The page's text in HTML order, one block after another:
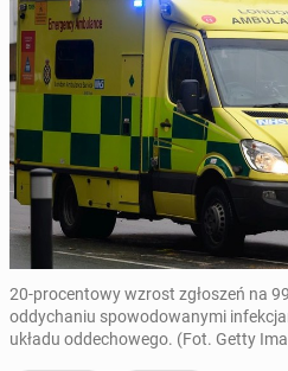
20-procentowy wzrost zgłoszeń na
oddychaniu spowodowanymi
układu oddechowego. (Fot. Getty